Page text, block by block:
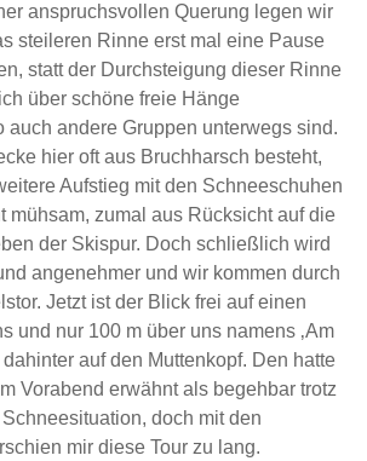
anspruchsvollen Querung legen wir
steileren Rinne erst mal eine Pause
statt der Durchsteigung dieser Rinne
über schöne freie Hänge
auch andere Gruppen unterwegs sind.
hier oft aus Bruchharsch besteht,
Aufstieg mit den Schneeschuhen
mühsam, zumal aus Rücksicht auf die
der Skispur. Doch schließlich wird
angenehmer und wir kommen durch
Jetzt ist der Blick frei auf einen
und nur 100 m über uns namens ‚Am
dahinter auf den Muttenkopf. Den hatte
Vorabend erwähnt als begehbar trotz
doch mit den
mir diese Tour zu lang.